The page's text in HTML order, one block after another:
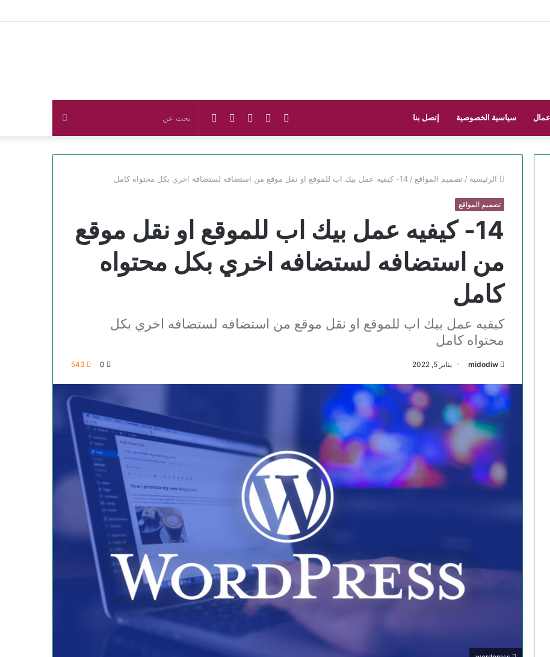
سياسية الخصوصية إتصل بنا
عن
ملخص
الموقع
انستقرام يوتيوب تويترفيسبوك
الرئيسية / تصميم المواقع / 14- كيفيه عمل بيك اب للموقع او نقل موقع من استضافه لستضافه اخري بكل محتواه كامل
تصميم المواقع
14- كيفيه عمل بيك اب للموقع او نقل موقع
من استضافه لستضافه اخري بكل محتواه
كامل
كيفيه عمل بيك اب للموقع او نقل موقع من استضافه لستضافه اخري بكل
محتواه كامل
midodiw يناير 5, 2022 0
543